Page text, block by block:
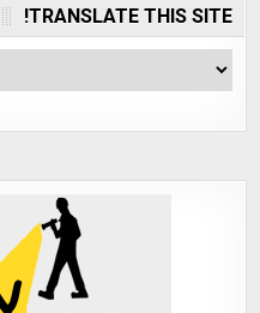
TRANSLATE THIS SITE!